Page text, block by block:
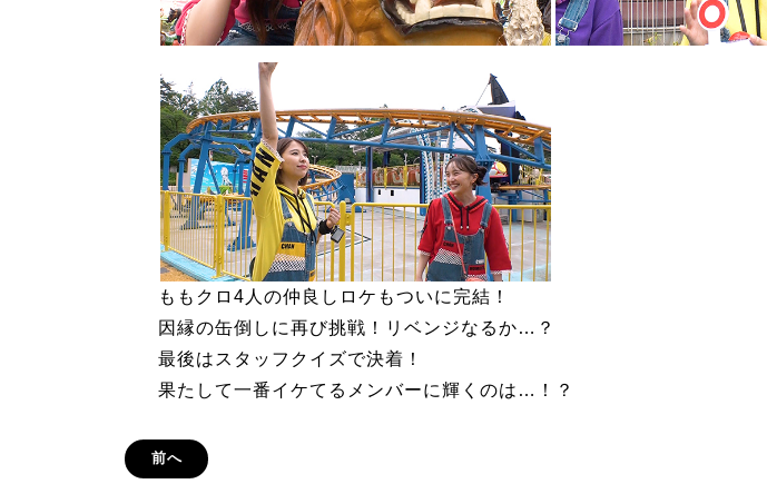
ももクロ4人の仲良しロケもついに完結！
因縁の缶倒しに再び挑戦！リベンジなるか…？
最後はスタッフクイズで決着！
果たして一番イケてるメンバーに輝くのは…！？
前へ